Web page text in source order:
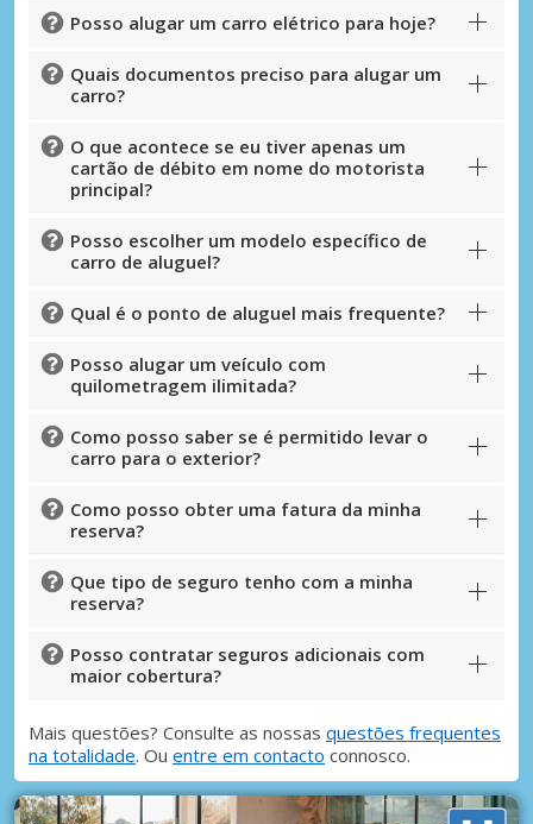
Posso alugar um carro elétrico para hoje?
Quais documentos preciso para alugar um
carro?
O que acontece se eu tiver apenas um
cartão de débito em nome do motorista
principal?
Posso escolher um modelo específico de
carro de aluguel?
Qual é o ponto de aluguel mais frequente?
Posso alugar um veículo com
quilometragem ilimitada?
Como posso saber se é permitido levar o
carro para o exterior?
Como posso obter uma fatura da minha
reserva?
Que tipo de seguro tenho com a minha
reserva?
Posso contratar seguros adicionais com
maior cobertura?
Mais questões? Consulte as nossas questões frequentes
na totalidade. Ou entre em contacto connosco.